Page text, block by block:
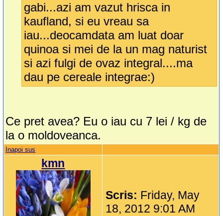
gabi...azi am vazut hrisca in
kaufland, si eu vreau sa
iau...deocamdata am luat doar
quinoa si mei de la un mag naturist
si azi fulgi de ovaz integral....ma
dau pe cereale integrae:)
Ce pret avea? Eu o iau cu 7 lei / kg de
la o moldoveanca.
Inapoi sus
kmn
Scris: Friday, May
18, 2012 9:01 AM